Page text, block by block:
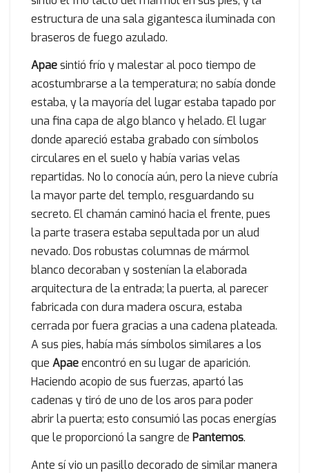
estructura de una sala gigantesca iluminada con
braseros de fuego azulado.
Apaesintió frío y malestar al poco tiempo de
acostumbrarse a la temperatura; no sabía donde
estaba, y la mayoría del lugar estaba tapado por
una fina capa de algo blanco y helado. El lugar
donde apareció estaba grabado con símbolos
circulares en el suelo y había varias velas
repartidas. No lo conocía aún, pero la nieve cubría
la mayor parte del templo, resguardando su
secreto. El chamán caminó hacia el frente, pues
la parte trasera estaba sepultada por un alud
nevado. Dos robustas columnas de mármol
blanco decoraban y sostenían la elaborada
arquitectura de la entrada; la puerta, al parecer
fabricada con dura madera oscura, estaba
cerrada por fuera gracias a una cadena plateada.
A sus pies, había más símbolos similares a los
que Apaeencontró en su lugar de aparición.
Haciendo acopio de sus fuerzas, apartó las
cadenas y tiró de uno de los aros para poder
abrir la puerta; esto consumió las pocas energías
que le proporcionó la sangre de Pantemos.
Ante sí vio un pasillo decorado de similar manera